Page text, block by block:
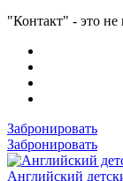
"Контакт" - это не
Забронировать
Забронировать
Английский